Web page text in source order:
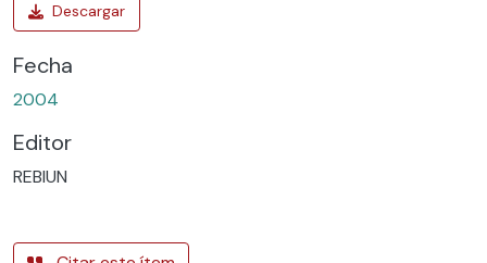
Fecha
2004
Editor
REBIUN